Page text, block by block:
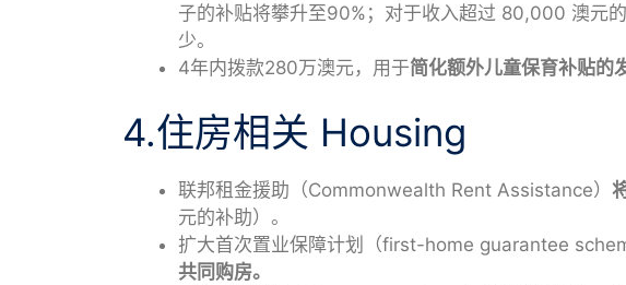
子的补贴将攀升至90%；对于收入超过 80,000 澳元
少。
4年内拨款280万澳元，用于简化额外儿童保育补贴的
4.住房相关 Housing
联邦租金援助（Commonwealth Rent Assistance）
元的补助）。
扩大首次置业保障计划（first-home guarantee
共同购房。